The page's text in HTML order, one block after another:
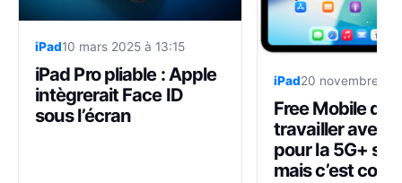
iPad10 mars 2025 à 13:15
iPad Pro pliable : Apple
intègrerait Face ID
sous l’écran
iPad20 novembre
Free Mobile dit
travailler avec
pour la 5G+ sur
mais c’est